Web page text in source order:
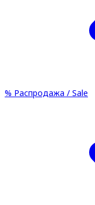
% Распродажа / Sale